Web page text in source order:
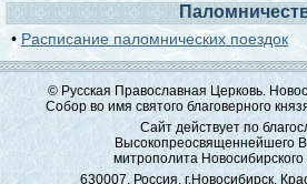
•Расписание паломнических поездок
© Русская Православная Церковь.
Собор во имя святого благоверного
Сайт действует по
Высокопреосвященнейшего
митрополита Новосибирского
630007, Россия, г.Новосибирск,